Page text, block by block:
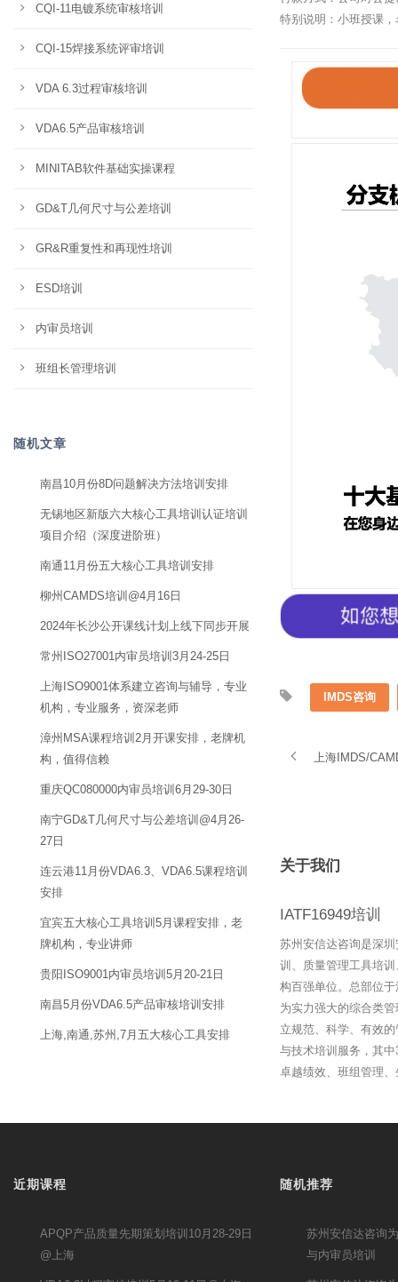
特别说明：小班授课
IMDS咨询
上海IMDS/
关于我们
IATF16949培训
苏州安信达咨询是深
训、质量管理工具培
构百强单位。总部位
为实力强大的综合类
立规范、科学、有效
与技术培训服务，其
卓越绩效、班组管理
CQI-11电镀系统审核培训
CQI-15焊接系统评审培训
VDA 6.3过程审核培训
VDA6.5产品审核培训
MINITAB软件基础实操课程
GD&T几何尺寸与公差培训
GR&R重复性和再现性培训
ESD培训
内审员培训
班组长管理培训
随机文章
南昌10月份8D问题解决方法培训安排
无锡地区新版六大核心工具培训认证培训
项目介绍（深度进阶班）
南通11月份五大核心工具培训安排
柳州CAMDS培训@4月16日
2024年长沙公开课线计划上线下同步开展
常州ISO27001内审员培训3月24-25日
上海ISO9001体系建立咨询与辅导，专业
机构，专业服务，资深老师
漳州MSA课程培训2月开课安排，老牌机
构，值得信赖
重庆QC080000内审员培训6月29-30日
南宁GD&T几何尺寸与公差培训@4月26-
27日
连云港11月份VDA6.3、VDA6.5课程培训
安排
宜宾五大核心工具培训5月课程安排，老
牌机构，专业讲师
贵阳ISO9001内审员培训5月20-21日
南昌5月份VDA6.5产品审核培训安排
上海,南通,苏州,7月五大核心工具安排
近期课程
APQP产品质量先期策划培训10月28-29日
@上海
随机推荐
苏州安信达咨询
与内审员培训